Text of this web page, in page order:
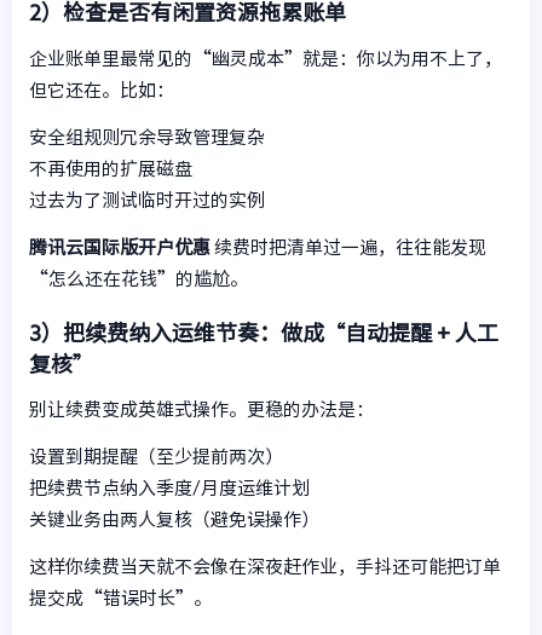
2）检查是否有闲置资源拖累账单
企业账单里最常见的“幽灵成本”就是：你以为用不上了，
但它还在。比如：
安全组规则冗余导致管理复杂
不再使用的扩展磁盘
过去为了测试临时开过的实例
腾讯云国际版开户优惠 续费时把清单过一遍，往往能发现
“怎么还在花钱”的尴尬。
3）把续费纳入运维节奏：做成“自动提醒 + 人工
复核”
别让续费变成英雄式操作。更稳的办法是：
设置到期提醒（至少提前两次）
把续费节点纳入季度/月度运维计划
关键业务由两人复核（避免误操作）
这样你续费当天就不会像在深夜赶作业，手抖还可能把订单
提交成“错误时长”。